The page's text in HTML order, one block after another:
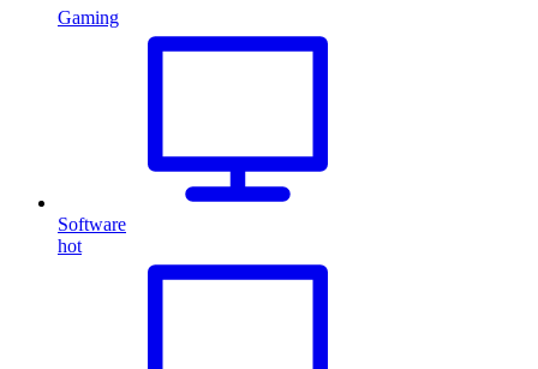
Gaming
Software
hot